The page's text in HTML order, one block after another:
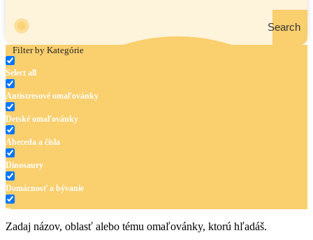
Search
Filter by Kategórie
Select all
Antistresové omaľovánky
Detské omaľovánky
Abeceda a čísla
Dinosaury
Domácnosť a bývanie
Doprava
Hudba
Zadaj názov, oblasť alebo tému omaľovánky, ktorú hľadáš.